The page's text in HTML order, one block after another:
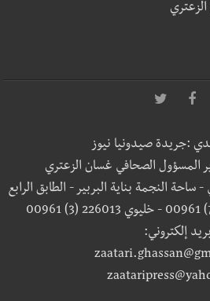
:جريدة صيدونيا نيوز
المسؤول الصحافي غسان الزعتري
ساحة النجمة بناية البربير - الطابق الرابع
بريد إلكتروني: